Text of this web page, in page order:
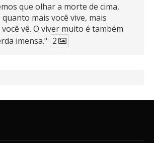
que olhar a morte de cima,
mais você vive, mais
vê. O viver muito é também
imensa." 2
389 X